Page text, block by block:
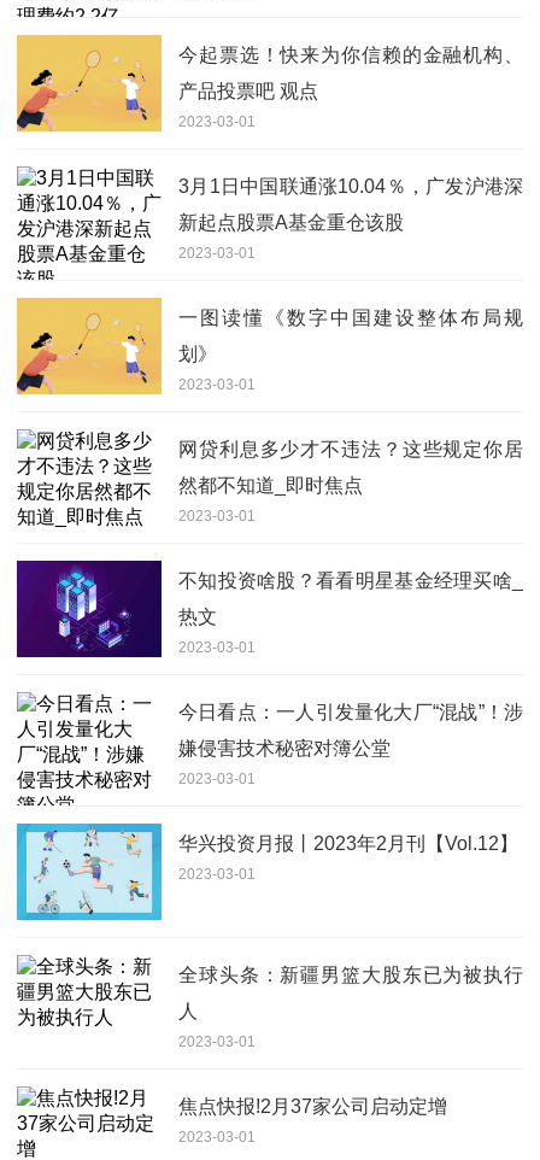
今起票选！快来为你信赖的金融机构、
产品投票吧 观点
2023-03-01
3月1日中国联通涨10.04％，广发沪港深
新起点股票A基金重仓该股
2023-03-01
一图读懂《数字中国建设整体布局规
划》
2023-03-01
网贷利息多少才不违法？这些规定你居
然都不知道_即时焦点
2023-03-01
不知投资啥股？看看明星基金经理买啥_
热文
2023-03-01
今日看点：一人引发量化大厂“混战”！涉
嫌侵害技术秘密对簿公堂
2023-03-01
华兴投资月报丨2023年2月刊【Vol.12】
2023-03-01
全球头条：新疆男篮大股东已为被执行
人
2023-03-01
焦点快报!2月37家公司启动定增
2023-03-01